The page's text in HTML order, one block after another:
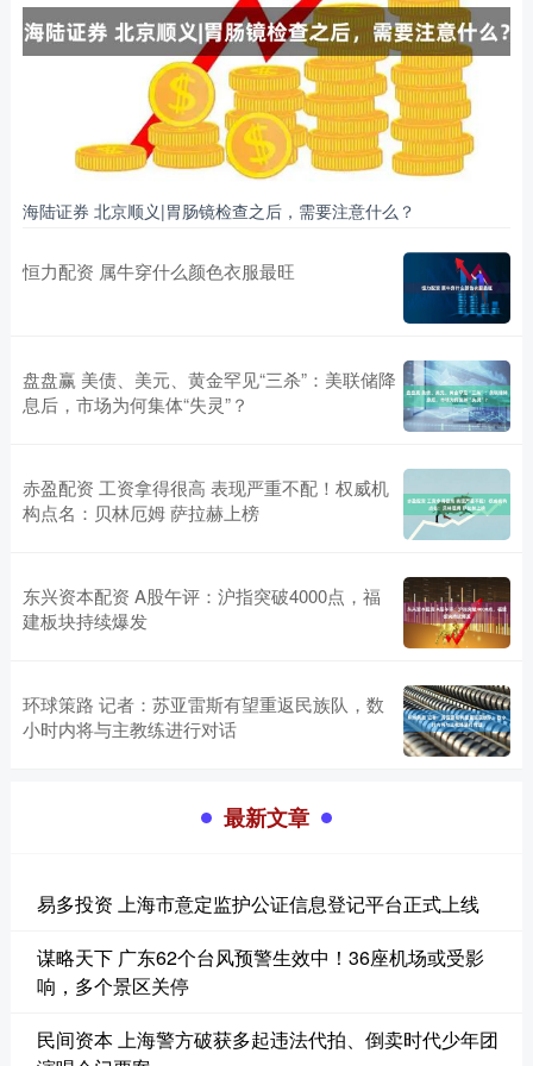
海陆证券 北京顺义|胃肠镜检查之后，需要注意什么？
恒力配资 属牛穿什么颜色衣服最旺
盘盘赢 美债、美元、黄金罕见“三杀”：美联储降
息后，市场为何集体“失灵”？
赤盈配资 工资拿得很高 表现严重不配！权威机
构点名：贝林厄姆 萨拉赫上榜
东兴资本配资 A股午评：沪指突破4000点，福
建板块持续爆发
环球策路 记者：苏亚雷斯有望重返民族队，数
小时内将与主教练进行对话
最新文章
易多投资 上海市意定监护公证信息登记平台正式上线
谋略天下 广东62个台风预警生效中！36座机场或受影
响，多个景区关停
民间资本 上海警方破获多起违法代拍、倒卖时代少年团